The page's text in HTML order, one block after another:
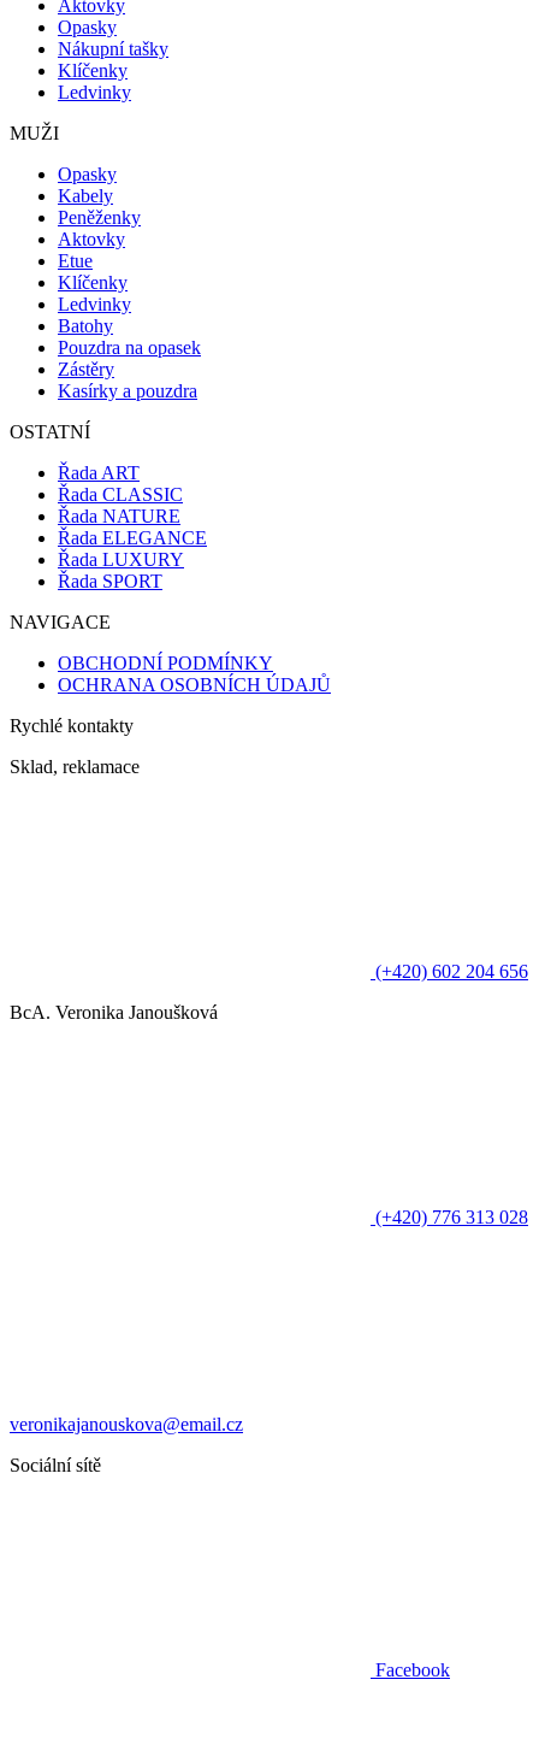
Aktovky
Opasky
Nákupní tašky
Klíčenky
Ledvinky
MUŽI
Opasky
Kabely
Peněženky
Aktovky
Etue
Klíčenky
Ledvinky
Batohy
Pouzdra na opasek
Zástěry
Kasírky a pouzdra
OSTATNÍ
Řada ART
Řada CLASSIC
Řada NATURE
Řada ELEGANCE
Řada LUXURY
Řada SPORT
NAVIGACE
OBCHODNÍ PODMÍNKY
OCHRANA OSOBNÍCH ÚDAJŮ
Rychlé kontakty
Sklad, reklamace
(+420) 602 204 656
BcA. Veronika Janoušková
(+420) 776 313 028
veronikajanouskova@email.cz
Sociální sítě
Facebook